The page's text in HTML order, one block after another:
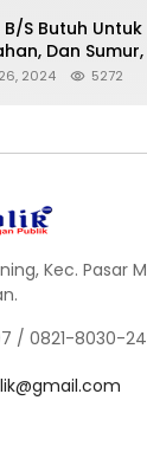
B/S Butuh
Dan
Di Gunakan
2024 5272
Kec. Pasar
/ 0821-8030-